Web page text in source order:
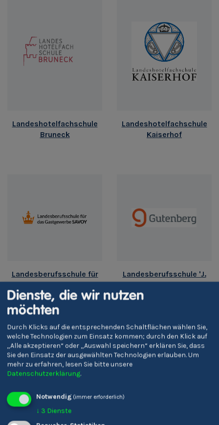
Landeshotelfachschule
Bruneck
Landeshotelfachschule
Kaiserhof
Landesberufsschule für
das Gastgewerbe 'Savoy'
Meran
Landesberufsschule 'J.
Gutenberg'
Dienste, die wir nutzen
möchten
Durch Klicks auf die entsprechenden Schaltflächen wählen Sie,
welche Technologien zum Einsatz kommen; durch den Klick auf
„Alle akzeptieren“ oder „Auswahl speichern“ erklären Sie, dass
Sie den Einsatz der ausgewählten Technologien erlauben.Um
mehr zu erfahren, lesen Sie bitte unsere
Datenschutzerklärung.
Notwendig (immer erforderlich)
↓ 3 Dienste